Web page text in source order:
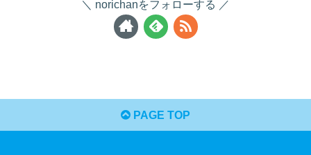
norichanをフォローする
PAGE TOP